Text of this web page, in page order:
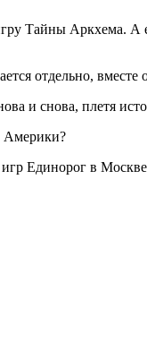
Тайны Аркхема.
отдельно, вместе
и снова, плетя
Америки?
Единорог в